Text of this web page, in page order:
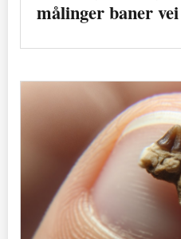
målinger baner